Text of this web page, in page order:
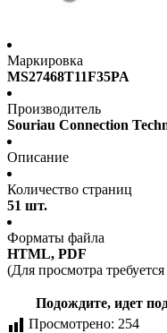
Маркировка
MS27468T11F35PA
Производитель
Souriau Connection
Описание
Количество страниц
51 шт.
Форматы файла
HTML, PDF
(Для просмотра
Подождите, идет
Просмотрено: 254